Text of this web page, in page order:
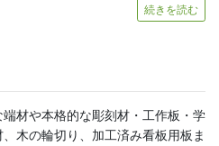
続きを読む
端材や本格的な彫刻材・工作板・学
、木の輪切り、加工済み看板用板ま